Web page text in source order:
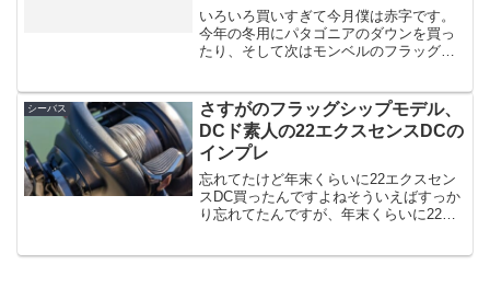
いろいろ買いすぎて今月僕は赤字です。
今年の冬用にパタゴニアのダウンを買っ
たり、そして次はモンベルのフラッグシ
た。(モンベル)mont-bell ストームクルー
ザージャケッ...
シーバス
さすがのフラッグシップモデル、
DCド素人の22エクスセンスDCの
インプレ
忘れてたけど年末くらいに22エクスセン
スDC買ったんですよねそういえばすっか
り忘れてたんですが、年末くらいに22エ